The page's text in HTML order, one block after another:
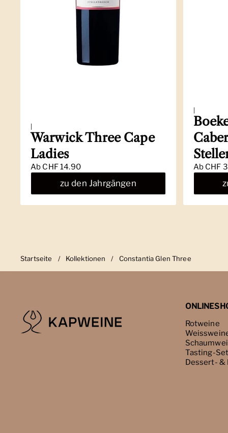
Warwick Three Cape
Ladies
Ab CHF 14.90
zu den Jahrgängen
Ab CHF
Startseite / Kollektionen / Constantia Glen Three
Rotweine
Tasting-
Dessert- &